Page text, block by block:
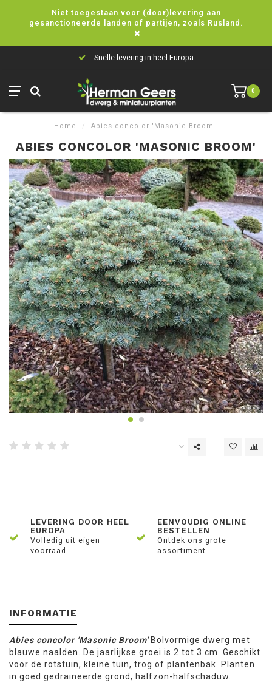
Niet toegestaan voor (door)levering aan
gesanctioneerde landen of partijen, zoals Rusland.
Snelle levering in heel Europa
0
Home / Abies concolor 'Masonic Broom'
ABIES CONCOLOR 'MASONIC BROOM'
LEVERING DOOR HEEL
EUROPA
Volledig uit eigen
voorraad
EENVOUDIG ONLINE
BESTELLEN
Ontdek ons grote
assortiment
INFORMATIE
Abies concolor 'Masonic Broom' Bolvormige dwerg met
blauwe naalden. De jaarlijkse groei is 2 tot 3 cm. Geschikt
voor de rotstuin, kleine tuin, trog of plantenbak. Planten
in goed gedraineerde grond, halfzon-halfschaduw.